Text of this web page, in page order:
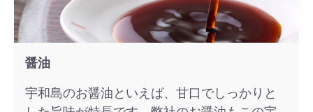
醤油
宇和島のお醤油といえば、甘口でしっかりと